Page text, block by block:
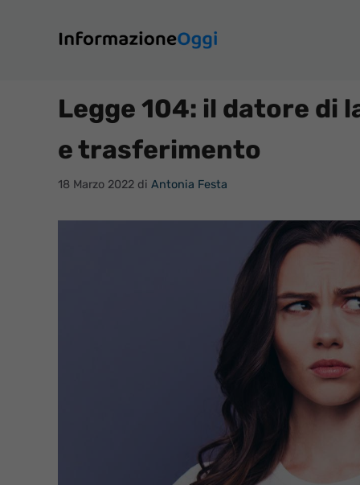
contenuto
Legge 104: il datore di
e trasferimento
18 Marzo 2022 di Antonia Festa